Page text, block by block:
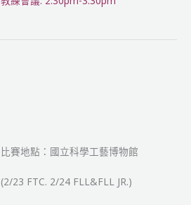
比賽地點：國立科學工藝博物館
(2/23 FTC. 2/24 FLL&FLL JR.)